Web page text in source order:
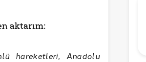
aktarım:
hareketleri, Anadolu